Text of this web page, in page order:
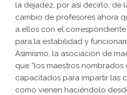
la dejadez, por así decirlo, de
cambio de profesores ahora
a ellos con el
para la estabilidad y
Asimismo, la asociación de
que “los maestros
capacitados para impartir las
como vienen haciéndolo